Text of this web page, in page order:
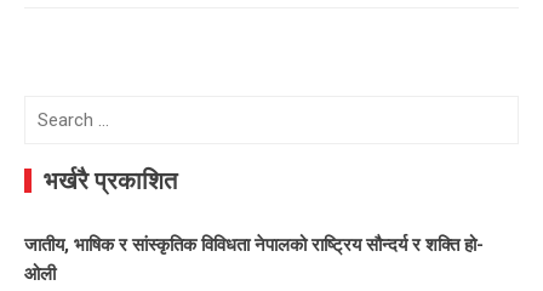
Search
भर्खरै प्रकाशित
जातीय, भाषिक र सांस्कृतिक विविधता नेपालको राष्ट्रिय सौन्दर्य र शक्ति हो-
ओली